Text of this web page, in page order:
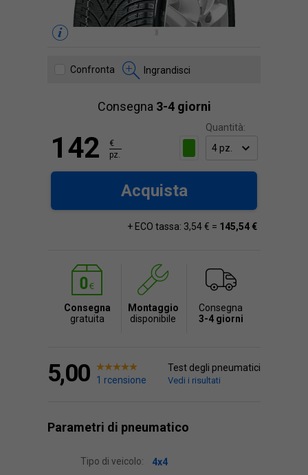
Confronta Ingrandisci
Consegna 3-4 giorni
Quantità:
142
€
pz.
Acquista
+ ECO tassa: 3,54 € = 145,54 €
Consegna
gratuita
Montaggio
disponibile
Consegna
3-4 giorni
5,00 1 rcensione
Test degli pneumatici
Vedi i risultati
Parametri di pneumatico
Tipo di veicolo:
4x4